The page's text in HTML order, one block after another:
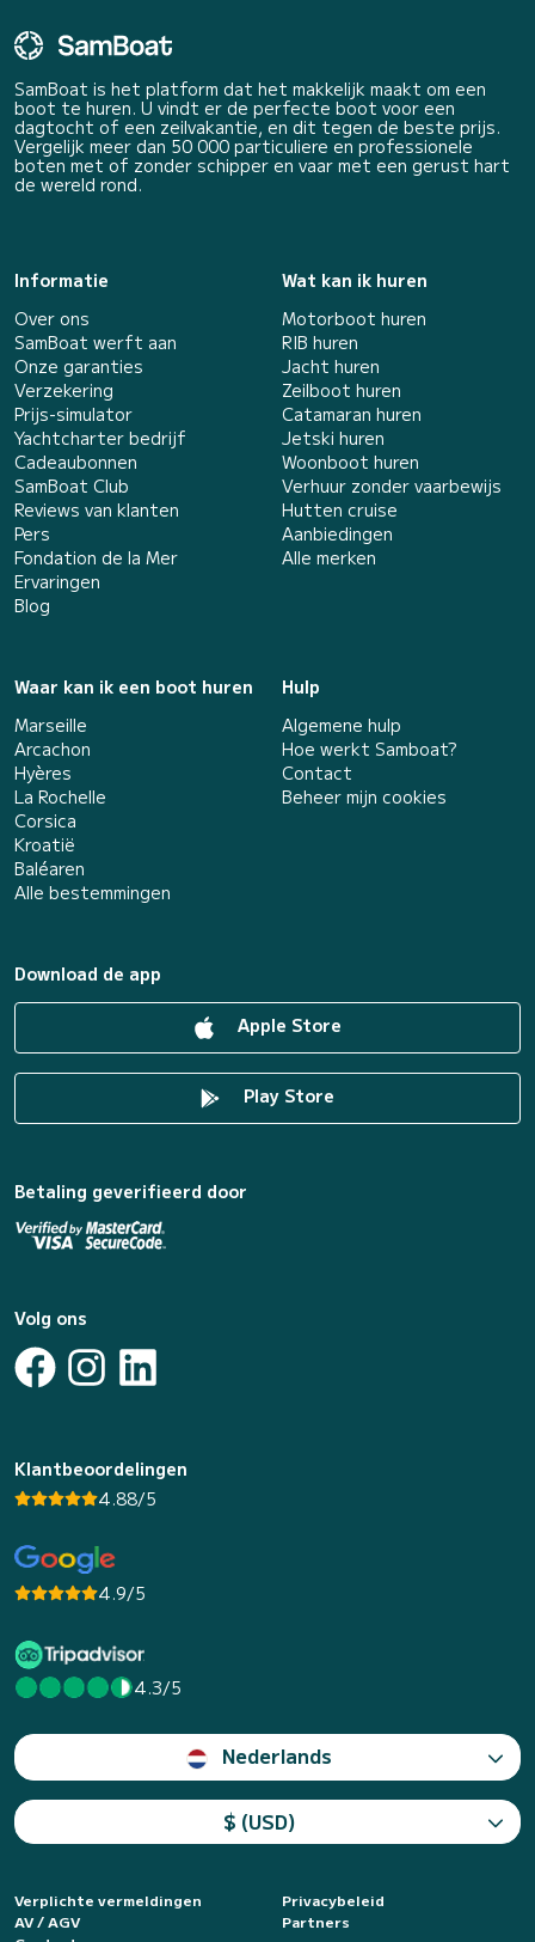
SamBoat is het platform dat het makkelijk maakt om een
boot te huren. U vindt er de perfecte boot voor een
dagtocht of een zeilvakantie, en dit tegen de beste prijs.
Vergelijk meer dan 50 000 particuliere en professionele
boten met of zonder schipper en vaar met een gerust hart
de wereld rond.
Informatie
Over ons
SamBoat werft aan
Onze garanties
Verzekering
Prijs-simulator
Yachtcharter bedrijf
Cadeaubonnen
SamBoat Club
Reviews van klanten
Pers
Fondation de la Mer
Ervaringen
Blog
Wat kan ik huren
Motorboot huren
RIB huren
Jacht huren
Zeilboot huren
Catamaran huren
Jetski huren
Woonboot huren
Verhuur zonder vaarbewijs
Hutten cruise
Aanbiedingen
Alle merken
Waar kan ik een boot huren
Marseille
Arcachon
Hyères
La Rochelle
Corsica
Kroatië
Baléaren
Alle bestemmingen
Hulp
Algemene hulp
Hoe werkt Samboat?
Contact
Beheer mijn cookies
Download de app
Apple Store
Play Store
Betaling geverifieerd door
Volg ons
Klantbeoordelingen
4.88/5
4.9/5
4.3/5
Nederlands
$ (USD)
Verplichte vermeldingen
Privacybeleid
AV / AGV
Partners